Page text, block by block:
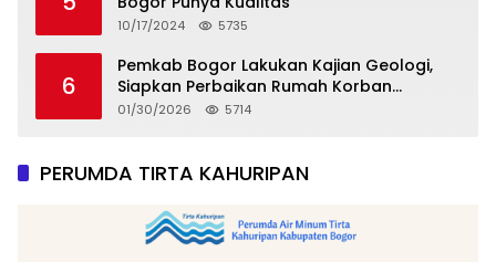
10/17/2024 5735
6
Pemkab Bogor Lakukan Kajian Geologi,
Siapkan Perbaikan Rumah Korban
Pergeseran Tanah
01/30/2026 5714
PERUMDA TIRTA KAHURIPAN